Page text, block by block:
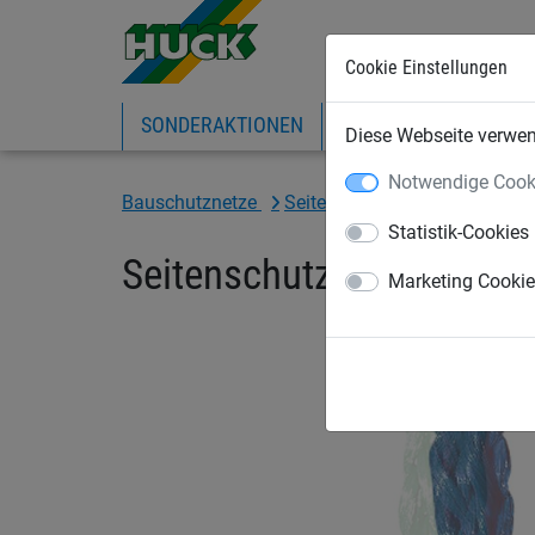
Cookie Einstellungen
Diese Webseite
Notwendige
Statistik-Cookies
Marketing
SONDERAKTIONEN EXPRESS-SHOP
Bauschutznetze Seitenschutznetze
Seitenschutznetz aus